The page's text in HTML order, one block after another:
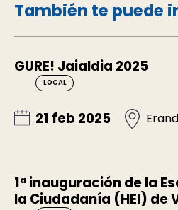
También te puede
GURE! Jaialdia 2025
LOCAL
21 feb 2025
1ª inauguración de la
la Ciudadanía (HEI) de